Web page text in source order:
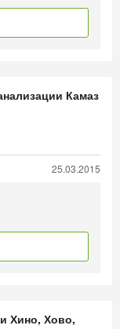
Камаз
25.03.2015
Хино, Хово,